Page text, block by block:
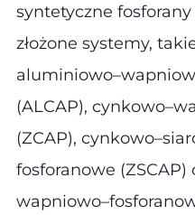
syntetyczne
złożone systemy,
(ALCAP),
(ZCAP),
fosforanowe (ZSCAP)